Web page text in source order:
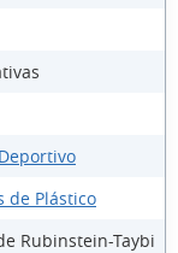
de Plástico
Rubinstein-Taybi